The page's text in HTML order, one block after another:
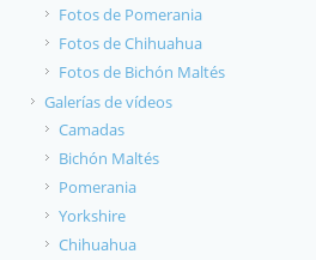
Fotos de Pomerania
Fotos de Chihuahua
Fotos de Bichón Maltés
Galerías de vídeos
Camadas
Bichón Maltés
Pomerania
Yorkshire
Chihuahua